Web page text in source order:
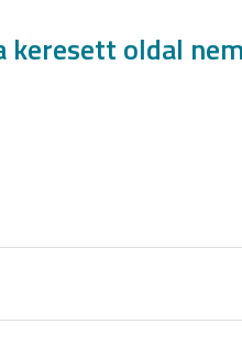
keresett oldal